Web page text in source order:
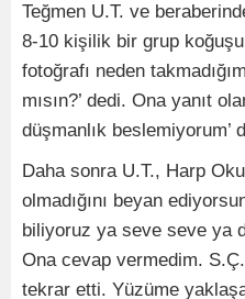
Teğmen U.T. ve
8-10 kişilik bir grup
fotoğrafı neden
mısın?’ dedi. Ona yanıt
düşmanlık beslemiyorum’
Daha sonra U.T., Harp
olmadığını beyan
biliyoruz ya seve seve ya
Ona cevap vermedim.
tekrar etti. Yüzüme